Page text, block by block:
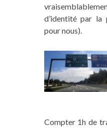
d’identité par
pour nous).
Compter 1h de